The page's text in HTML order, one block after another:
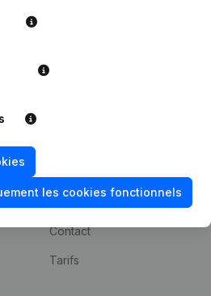
les cookies fonctionnels
Contact
Tarifs